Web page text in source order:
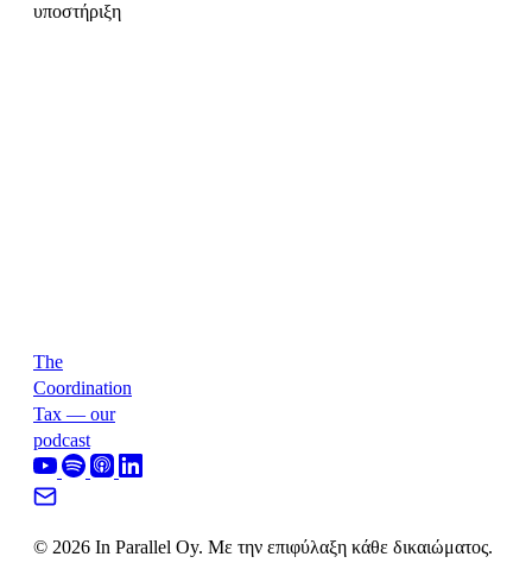
υποστήριξη
The
Coordination
Tax — our
podcast
© 2026 In Parallel Oy. Με την επιφύλαξη κάθε δικαιώματος.